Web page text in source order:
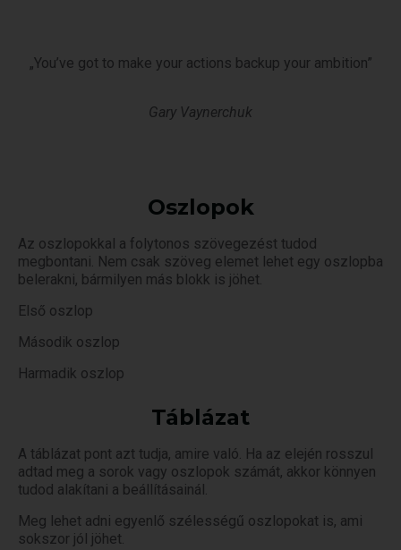
„You’ve got to make your actions backup your ambition”
Gary Vaynerchuk
Oszlopok
Az oszlopokkal a folytonos szövegezést tudod
megbontani. Nem csak szöveg elemet lehet egy oszlopba
belerakni, bármilyen más blokk is jöhet.
Első oszlop
Második oszlop
Harmadik oszlop
Táblázat
A táblázat pont azt tudja, amire való. Ha az elején rosszul
adtad meg a sorok vagy oszlopok számát, akkor könnyen
tudod alakítani a beállításainál.
Meg lehet adni egyenlő szélességű oszlopokat is, ami
sokszor jól jöhet.